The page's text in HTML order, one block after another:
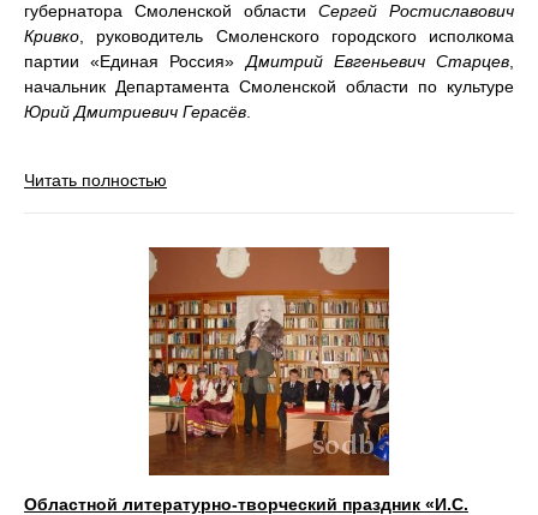
губернатора Смоленской области Сергей Ростиславович
Кривко , руководитель Смоленского городского исполкома
партии «Единая Россия» Дмитрий Евгеньевич Старцев
начальник Департамента Смоленской области по культуре
Юрий Дмитриевич Герасёв
Читать полностью
Областной литературно-творческий праздник «И.С.